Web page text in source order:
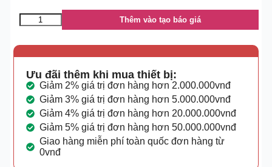
Thêm vào tạo báo giá
Ưu đãi thêm khi mua thiết bị:
Giảm 2% giá trị đơn hàng hơn 2.000.000vnđ
Giảm 3% giá trị đơn hàng hơn 5.000.000vnđ
Giảm 4% giá trị đơn hàng hơn 20.000.000vnđ
Giảm 5% giá trị đơn hàng hơn 50.000.000vnđ
Giao hàng miễn phí toàn quốc đơn hàng từ
0vnđ